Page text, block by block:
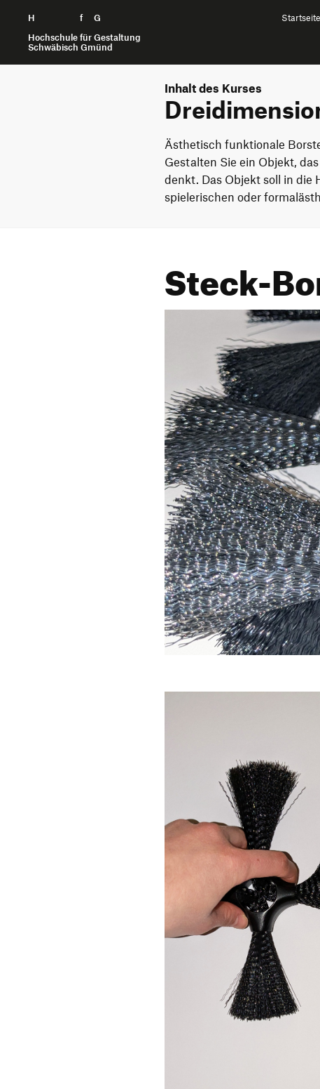
H f
G
Hochschule für Gestaltung
Schwäbisch Gmünd
Zum Seiteninhalt springen Startseite
Inhalt des Kurses
Ästhetisch funktionale
Gestalten Sie ein Objekt,
denkt. Das Objekt soll in die
spielerischen oder
Steck-